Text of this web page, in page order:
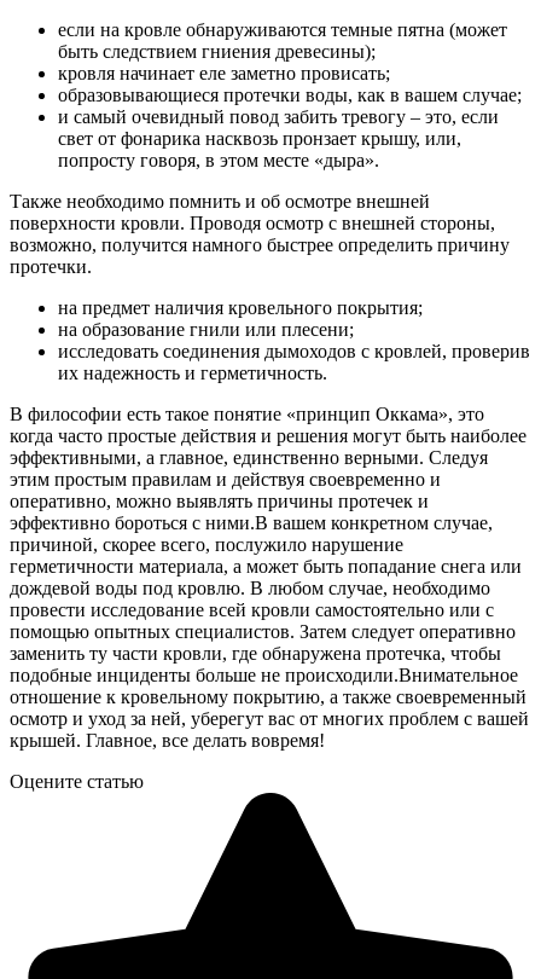
если на кровле обнаруживаются темные пятна (может
быть следствием гниения древесины);
кровля начинает еле заметно провисать;
образовывающиеся протечки воды, как в вашем случае;
и самый очевидный повод забить тревогу – это, если
свет от фонарика насквозь пронзает крышу, или,
попросту говоря, в этом месте «дыра».
Также необходимо помнить и об осмотре внешней
поверхности кровли. Проводя осмотр с внешней стороны,
возможно, получится намного быстрее определить причину
протечки.
на предмет наличия кровельного покрытия;
на образование гнили или плесени;
исследовать соединения дымоходов с кровлей, проверив
их надежность и герметичность.
В философии есть такое понятие «принцип Оккама», это
когда часто простые действия и решения могут быть наиболее
эффективными, а главное, единственно верными. Следуя
этим простым правилам и действуя своевременно и
оперативно, можно выявлять причины протечек и
эффективно бороться с ними.В вашем конкретном случае,
причиной, скорее всего, послужило нарушение
герметичности материала, а может быть попадание снега или
дождевой воды под кровлю. В любом случае, необходимо
провести исследование всей кровли самостоятельно или с
помощью опытных специалистов. Затем следует оперативно
заменить ту части кровли, где обнаружена протечка, чтобы
подобные инциденты больше не происходили.Внимательное
отношение к кровельному покрытию, а также своевременный
осмотр и уход за ней, уберегут вас от многих проблем с вашей
крышей. Главное, все делать вовремя!
Оцените статью